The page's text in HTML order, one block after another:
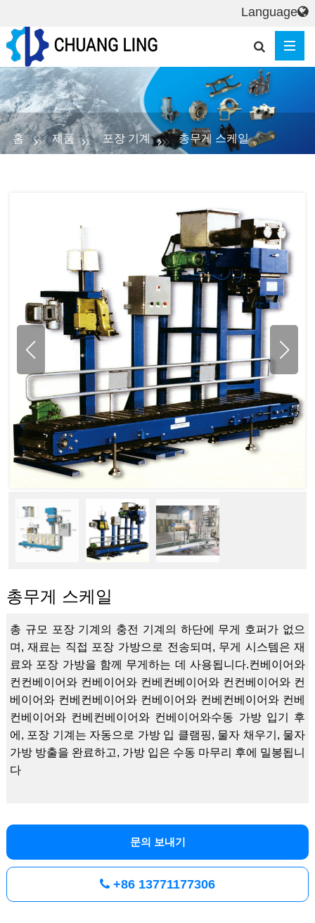
홈 제품 포장 기계 총무게 스케일
총무게 스케일
총 규모 포장 기계의 충전 기계의 하단에 무게 호퍼가 없으
며, 재료는 직접 포장 가방으로 전송되며, 무게 시스템은 재
료와 포장 가방을 함께 무게하는 데 사용됩니다.컨베이어와
컨컨베이어와 컨베이어와 컨베컨베이어와 컨컨베이어와 컨
베이어와 컨베컨베이어와 컨베이어와 컨베컨베이어와 컨베
컨베이어와 컨베컨베이어와 컨베이어와수동 가방 입기 후
에, 포장 기계는 자동으로 가방 입 클램핑, 물자 채우기, 물자
가방 방출을 완료하고, 가방 입은 수동 마무리 후에 밀봉됩니
다
문의 보내기
+86 13771177306
Language